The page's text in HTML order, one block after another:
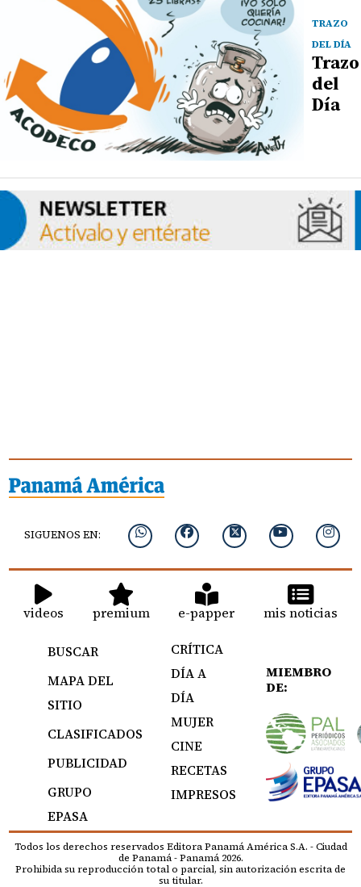
TRAZO
DEL DÍA
Trazo
del
Día
SIGUENOS EN:
videos premium e-papper mis noticias
BUSCAR
MAPA DEL
SITIO
CLASIFICADOS
PUBLICIDAD
GRUPO
EPASA
CRÍTICA
DÍA A
DÍA
MUJER
CINE
RECETAS
IMPRESOS
MIEMBRO
DE:
Todos los derechos reservados Editora Panamá América S.A. - Ciudad
de Panamá - Panamá 2026.
Prohibida su reproducción total o parcial, sin autorización escrita de
su titular.